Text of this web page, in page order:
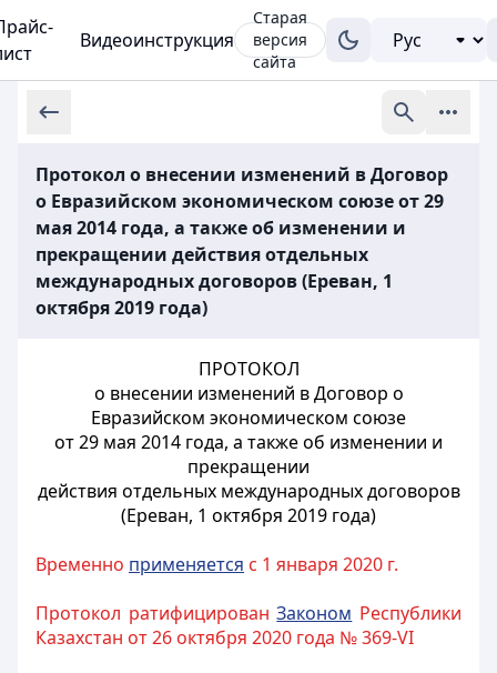
Видеоинструкция
Старая
версия
сайта
Протокол о внесении изменений в Договор
о Евразийском экономическом союзе от 29
мая 2014 года, а также об изменении и
прекращении действия отдельных
международных договоров (Ереван, 1
октября 2019 года)
ПРОТОКОЛ
о внесении изменений в Договор о
Евразийском экономическом союзе
от 29 мая 2014 года, а также об изменении и
прекращении
действия отдельных международных договоров
(Ереван, 1 октября 2019 года)
Временно применяется с 1 января 2020 г.
Протокол ратифицированЗаконом Республики
Казахстан от 26 октября 2020 года № 369-VI